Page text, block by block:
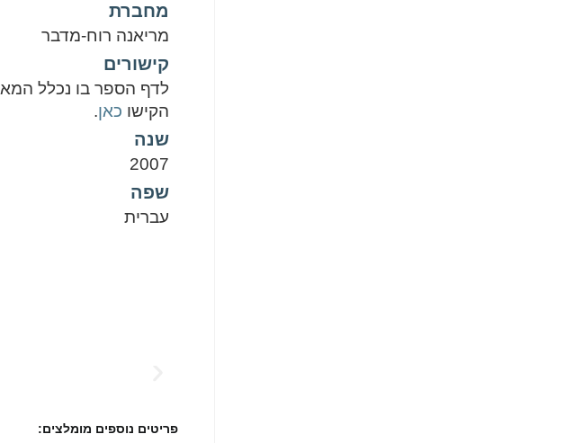
מחברת
מריאנה רוח-מדבר
קישורים
הקישו כאן.
שנה
2007
שפה
עברית
פריטים נוספים מומלצים: